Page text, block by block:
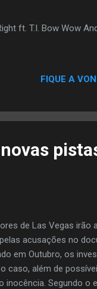
ft. T.I. Bow Wow
FIQUE A
de Las Vegas irão
acusações no
em Outubro, os
caso, além de
inocência. Segundo o